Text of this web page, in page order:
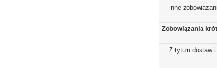
Inne
Zobowiązania
Z tytułu dostaw i